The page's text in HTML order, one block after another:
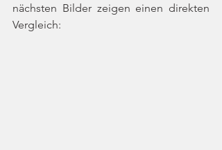
nächsten Bilder zeigen einen direkten
Vergleich: